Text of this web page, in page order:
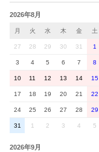
2026年8月
月 火 水 木 金 土
27 28 29 30 31 1
3 4 5 6 7 8
10 11 12 13 14 15
17 18 19 20 21 22
24 25 26 27 28 29
31 1 2 3 4 5
2026年9月